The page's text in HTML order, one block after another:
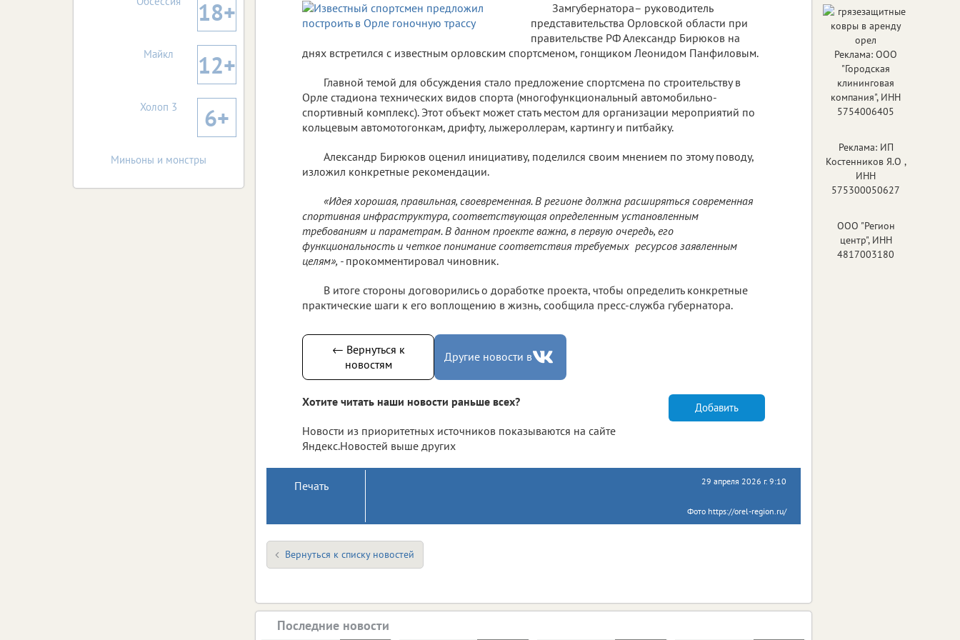
Замгубернатора– руководитель
представительства Орловской области при
правительстве РФ Александр Бирюков на
днях встретился с известным орловским спортсменом, гонщиком Леонидом Панфиловым.
Главной темой для обсуждения стало предложение спортсмена по строительству в
Орле стадиона технических видов спорта (многофункциональный автомобильно-
спортивный комплекс). Этот объект может стать местом для организации мероприятий по
кольцевым автомотогонкам, дрифту, лыжероллерам, картингу и питбайку.
Александр Бирюков оценил инициативу, поделился своим мнением по этому поводу,
изложил конкретные рекомендации.
«Идея хорошая, правильная, своевременная. В регионе должна расширяться современная
спортивная инфраструктура, соответствующая определенным установленным
требованиям и параметрам. В данном проекте важна, в первую очередь, его
функциональность и четкое понимание соответствия требуемых ресурсов заявленным
целям», - прокомментировал чиновник.
В итоге стороны договорились о доработке проекта, чтобы определить конкретные
практические шаги к его воплощению в жизнь, сообщила пресс-служба губернатора.
← Вернуться к
новостям
Другие новости в
Хотите читать наши новости раньше всех?
Новости из приоритетных источников показываются на сайте
Яндекс.Новостей выше других
Добавить
Печать 29 апреля 2026 г. 9:10
Фото https://orel-region.ru/
Вернуться к списку новостей
Последние новости
18+
Майкл 12+
Холоп 3 6+
Миньоны и монстры
Реклама: ООО
"Городская
клининговая
компания", ИНН
5754006405
Реклама: ИП
Костенников Я.О ,
ИНН
575300050627
ООО "Регион
центр", ИНН
4817003180